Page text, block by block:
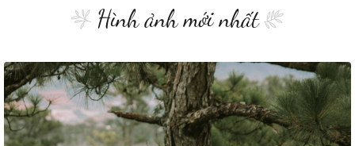
Hình ảnh mới nhất